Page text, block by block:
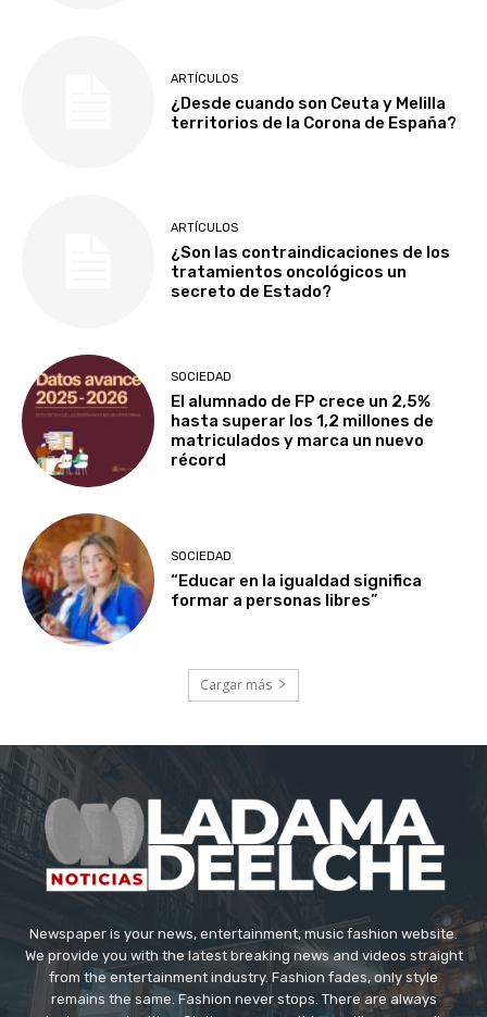
ARTÍCULOS
¿Desde cuando son Ceuta y Melilla
territorios de la Corona de España?
ARTÍCULOS
¿Son las contraindicaciones de los
tratamientos oncológicos un
secreto de Estado?
SOCIEDAD
El alumnado de FP crece un 2,5%
hasta superar los 1,2 millones de
matriculados y marca un nuevo
récord
SOCIEDAD
“Educar en la igualdad significa
formar a personas libres”
Cargar más
Newspaper is your news, entertainment, music fashion website.
We provide you with the latest breaking news and videos straight
from the entertainment industry. Fashion fades, only style
remains the same. Fashion never stops. There are always